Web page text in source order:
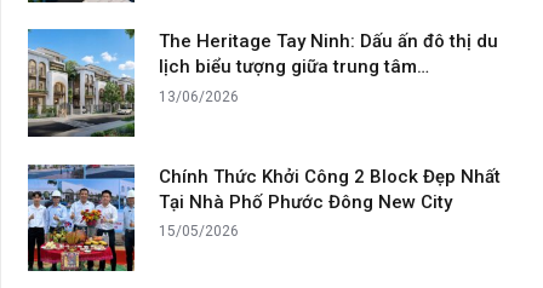
The Heritage Tay Ninh: Dấu ấn đô thị du
lịch biểu tượng giữa trung tâm…
13/06/2026
Chính Thức Khởi Công 2 Block Đẹp Nhất
Tại Nhà Phố Phước Đông New City
15/05/2026